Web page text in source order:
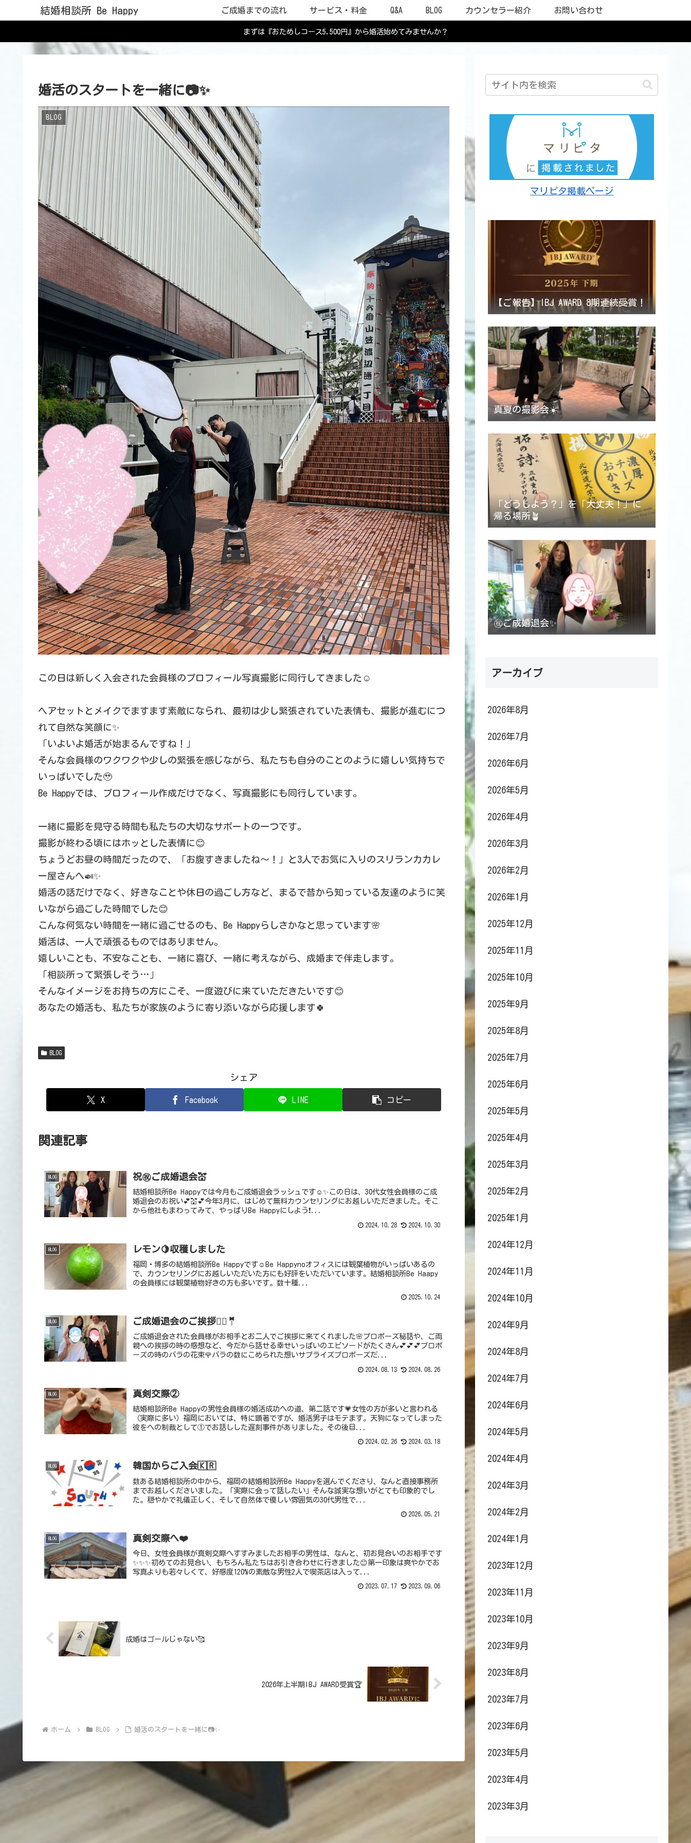
結婚相談所 Be Happy ご成婚までの流れ サービス・料金 Q&A BLOG カウンセラー紹介 お問い合わせ
まずは『おためしコース5,500円』から婚活始めてみませんか？
婚活のスタートを一緒に📷✨
BLOG
この日は新しく入会された会員様のプロフィール写真撮影に同行してきました☺️
ヘアセットとメイクでますます素敵になられ、最初は少し緊張されていた表情も、撮影が進むにつ
れて自然な笑顔に✨
「いよいよ婚活が始まるんですね！」
そんな会員様のワクワクや少しの緊張を感じながら、私たちも自分のことのように嬉しい気持ちで
いっぱいでした🥹
Be Happyでは、プロフィール作成だけでなく、写真撮影にも同行しています。
一緒に撮影を見守る時間も私たちの大切なサポートの一つです。
撮影が終わる頃にはホッとした表情に😊
ちょうどお昼の時間だったので、「お腹すきましたね〜！」と3人でお気に入りのスリランカカレ
ー屋さんへ🍛✨
婚活の話だけでなく、好きなことや休日の過ごし方など、まるで昔から知っている友達のように笑
いながら過ごした時間でした😊
こんな何気ない時間を一緒に過ごせるのも、Be Happyらしさかなと思っています🌸
婚活は、一人で頑張るものではありません。
嬉しいことも、不安なことも、一緒に喜び、一緒に考えながら、成婚まで伴走します。
「相談所って緊張しそう…」
そんなイメージをお持ちの方にこそ、一度遊びに来ていただきたいです😊
あなたの婚活も、私たちが家族のように寄り添いながら応援します🍀
BLOG
シェア
X Facebook LINE コピー
関連記事
BLOG 祝㊗️ご成婚退会💒
結婚相談所Be Happyでは今月もご成婚退会ラッシュです☺️✨この日は、30代女性会員様のご成
婚退会のお祝い💕💒💕今年3月に、はじめて無料カウンセリングにお越しいただきました。そこ
から他社もまわってみて、やっぱりBe Happyにしよう❗...
2024.10.28 2024.10.30
BLOG レモン🍋収穫しました
福岡・博多の結婚相談所Be Happyです☺️Be Happynoオフィスには観葉植物がいっぱいあるの
で、カウンセリングにお越しいただいた方にも好評をいただいています。結婚相談所Be Haapy
の会員様には観葉植物好きの方も多いです。数十種...
2025.10.24
BLOG ご成婚退会のご挨拶👰‍♀️🤵
ご成婚退会された会員様がお相手とお二人でご挨拶に来てくれました🌸プロポーズ秘話や、ご両
親への挨拶の時の感想など、今だから話せる幸せいっぱいのエピソードがたくさん💕💕💕プロポ
ーズの時のバラの花束🌹バラの数にこめられた想いサプライズプロポーズだ...
2024.08.13 2024.08.26
BLOG 真剣交際②
結婚相談所Be Happyの男性会員様の婚活成功への道、第二話です💗女性の方が多いと言われる
（実際に多い）福岡においては、特に顕著ですが、婚活男子はモテます。天狗になってしまった
彼をへの制裁として①でお話しした遅刻事件がありました。その後目...
2024.02.26 2024.03.18
BLOG 韓国からご入会🇰🇷
数ある結婚相談所の中から、福岡の結婚相談所Be Happyを選んでくださり、なんと直接事務所
までお越しくださいました。「実際に会って話したい」そんな誠実な想いがとても印象的でし
た。穏やかで礼儀正しく、そして自然体で優しい雰囲気の30代男性で...
2026.05.21
BLOG 真剣交際へ❤️
今日、女性会員様が真剣交際へすすみましたお相手の男性は、なんと、初お見合いのお相手です
✨✨✨初めてのお見合い、もちろん私たちはお引き合わせに行きました😊第一印象は爽やかでお
写真よりも若々しくて、好感度120%の素敵な男性2人で喫茶店は入って...
2023.07.17 2023.09.06
成婚はゴールじゃない🥰
2026年上半期IBJ AWARD受賞🏆
ホーム BLOG 婚活のスタートを一緒に📷✨
マリピタ掲載ページ
【ご報告】IBJ AWARD 8期連続受賞！
真夏の撮影会☀️
「どうしよう？」を「大丈夫！」に
帰る場所🪴
㊗️ご成婚退会✨
アーカイブ
2026年8月
2026年7月
2026年6月
2026年5月
2026年4月
2026年3月
2026年2月
2026年1月
2025年12月
2025年11月
2025年10月
2025年9月
2025年8月
2025年7月
2025年6月
2025年5月
2025年4月
2025年3月
2025年2月
2025年1月
2024年12月
2024年11月
2024年10月
2024年9月
2024年8月
2024年7月
2024年6月
2024年5月
2024年4月
2024年3月
2024年2月
2024年1月
2023年12月
2023年11月
2023年10月
2023年9月
2023年8月
2023年7月
2023年6月
2023年5月
2023年4月
2023年3月